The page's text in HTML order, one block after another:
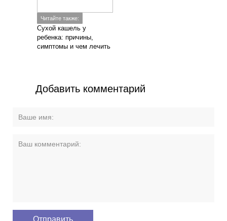
Читайте также:
Сухой кашель у
ребенка: причины,
симптомы и чем лечить
Добавить комментарий